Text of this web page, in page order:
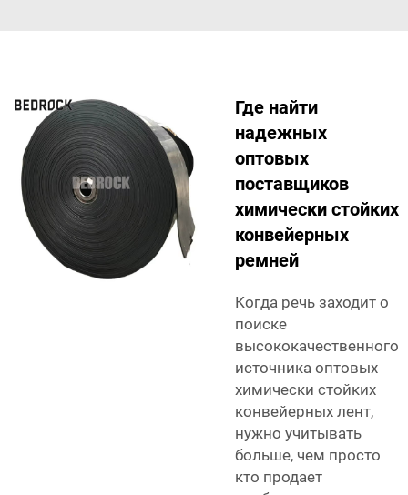
Где найти
надежных
оптовых
поставщиков
химически стойких
конвейерных
ремней
Когда речь заходит о
поиске
высококачественного
источника оптовых
химически стойких
конвейерных лент,
нужно учитывать
больше, чем просто
кто продает